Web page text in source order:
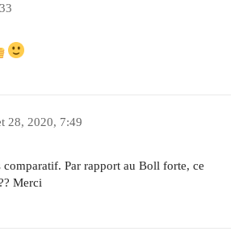
28, 2020, 7:49
comparatif. Par rapport au Boll forte, ce
Merci